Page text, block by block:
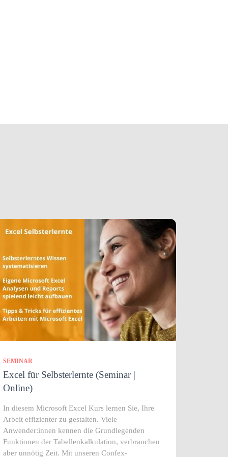
SEMINAR
Excel für Selbsterlernte (Seminar |
Online)
In diesem Microsoft Excel Kurs lernen Sie, Ihre
Arbeit effizienter zu gestalten. Viele
Anwender:innen kennen die Grundlegenden
Funktionen der Tabellenkalkulation, verbrauchen
aber unnötig Zeit. Mit unseren Confex-